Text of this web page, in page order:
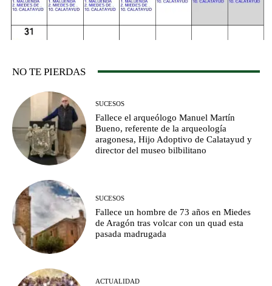
NO TE PIERDAS
SUCESOS
Fallece el arqueólogo Manuel Martín
Bueno, referente de la arqueología
aragonesa, Hijo Adoptivo de Calatayud y
director del museo bilbilitano
SUCESOS
Fallece un hombre de 73 años en Miedes
de Aragón tras volcar con un quad esta
pasada madrugada
ACTUALIDAD